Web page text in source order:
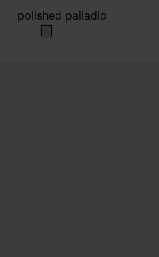
polished palladio
polished palladio